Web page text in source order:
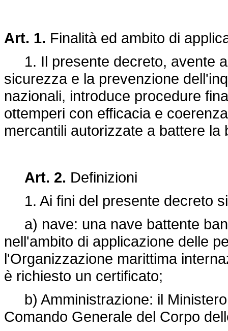
Art. 1. Finalità ed ambito di
1. Il presente decreto, avente
sicurezza e la prevenzione
nazionali, introduce procedure
ottemperi con efficacia e
mercantili autorizzate a battere la
Art. 2. Definizioni
1. Ai fini del presente decreto
a) nave: una nave battente
nell'ambito di applicazione delle
l'Organizzazione marittima
è richiesto un certificato;
b) Amministrazione: il
Comando Generale del Corpo